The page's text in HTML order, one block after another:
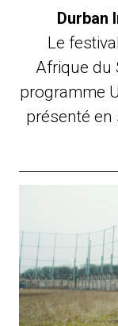
Durban
Le
Afrique du
programme
présenté en